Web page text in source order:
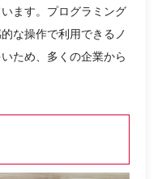
ます。プログラミング
な操作で利用できるノ
ため、多くの企業から